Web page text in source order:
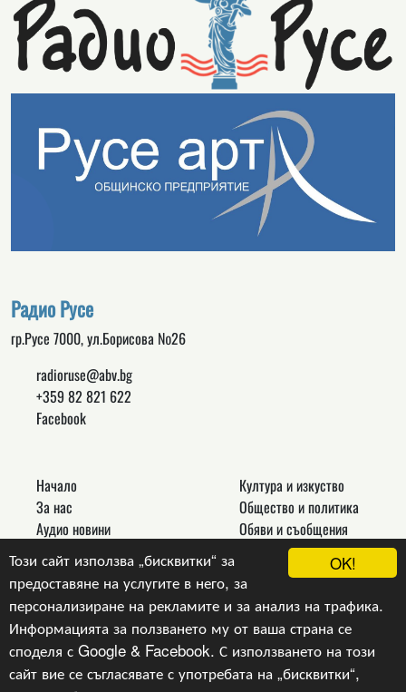
OK!
Този сайт използва „бисквитки“ за
предоставяне на услугите в него, за
персонализиране на рекламите и за анализ на трафика.
Информацията за ползването му от ваша страна се
споделя с Google & Facebook. С използването на този
сайт вие се съгласявате с употребата на „бисквитки“,
Радио Русе
гр.Русе 7000, ул.Борисова №26
radioruse@abv.bg
+359 82 821 622
Facebook
Начало
За нас
Аудио новини
Връзки
Контакти
Култура и изкуство
Общество и политика
Обяви и съобщения
Новини
Други
Copyright © 2024, v.1.0,Радио Русе, Уеб Дизайн и